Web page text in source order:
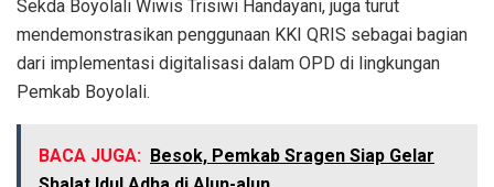
Sekda Boyolali Wiwis Trisiwi Handayani, juga turut
mendemonstrasikan penggunaan KKI QRIS sebagai bagian
dari implementasi digitalisasi dalam OPD di lingkungan
Pemkab Boyolali.
BACA JUGA: Besok, Pemkab Sragen Siap Gelar